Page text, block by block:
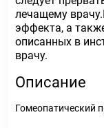
лечащему
эффекта, а
описанных в
врачу.
Описание
Гомеопатический